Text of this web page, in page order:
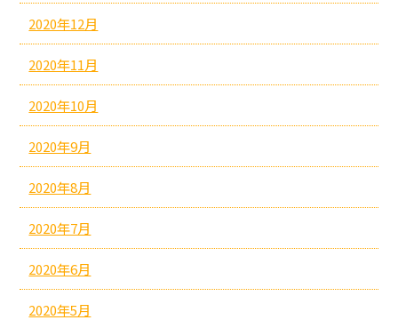
2020年12月
2020年11月
2020年10月
2020年9月
2020年8月
2020年7月
2020年6月
2020年5月